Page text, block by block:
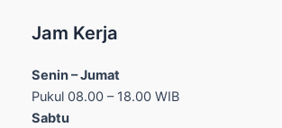
Jam Kerja
Senin – Jumat
Pukul 08.00 – 18.00 WIB
Sabtu